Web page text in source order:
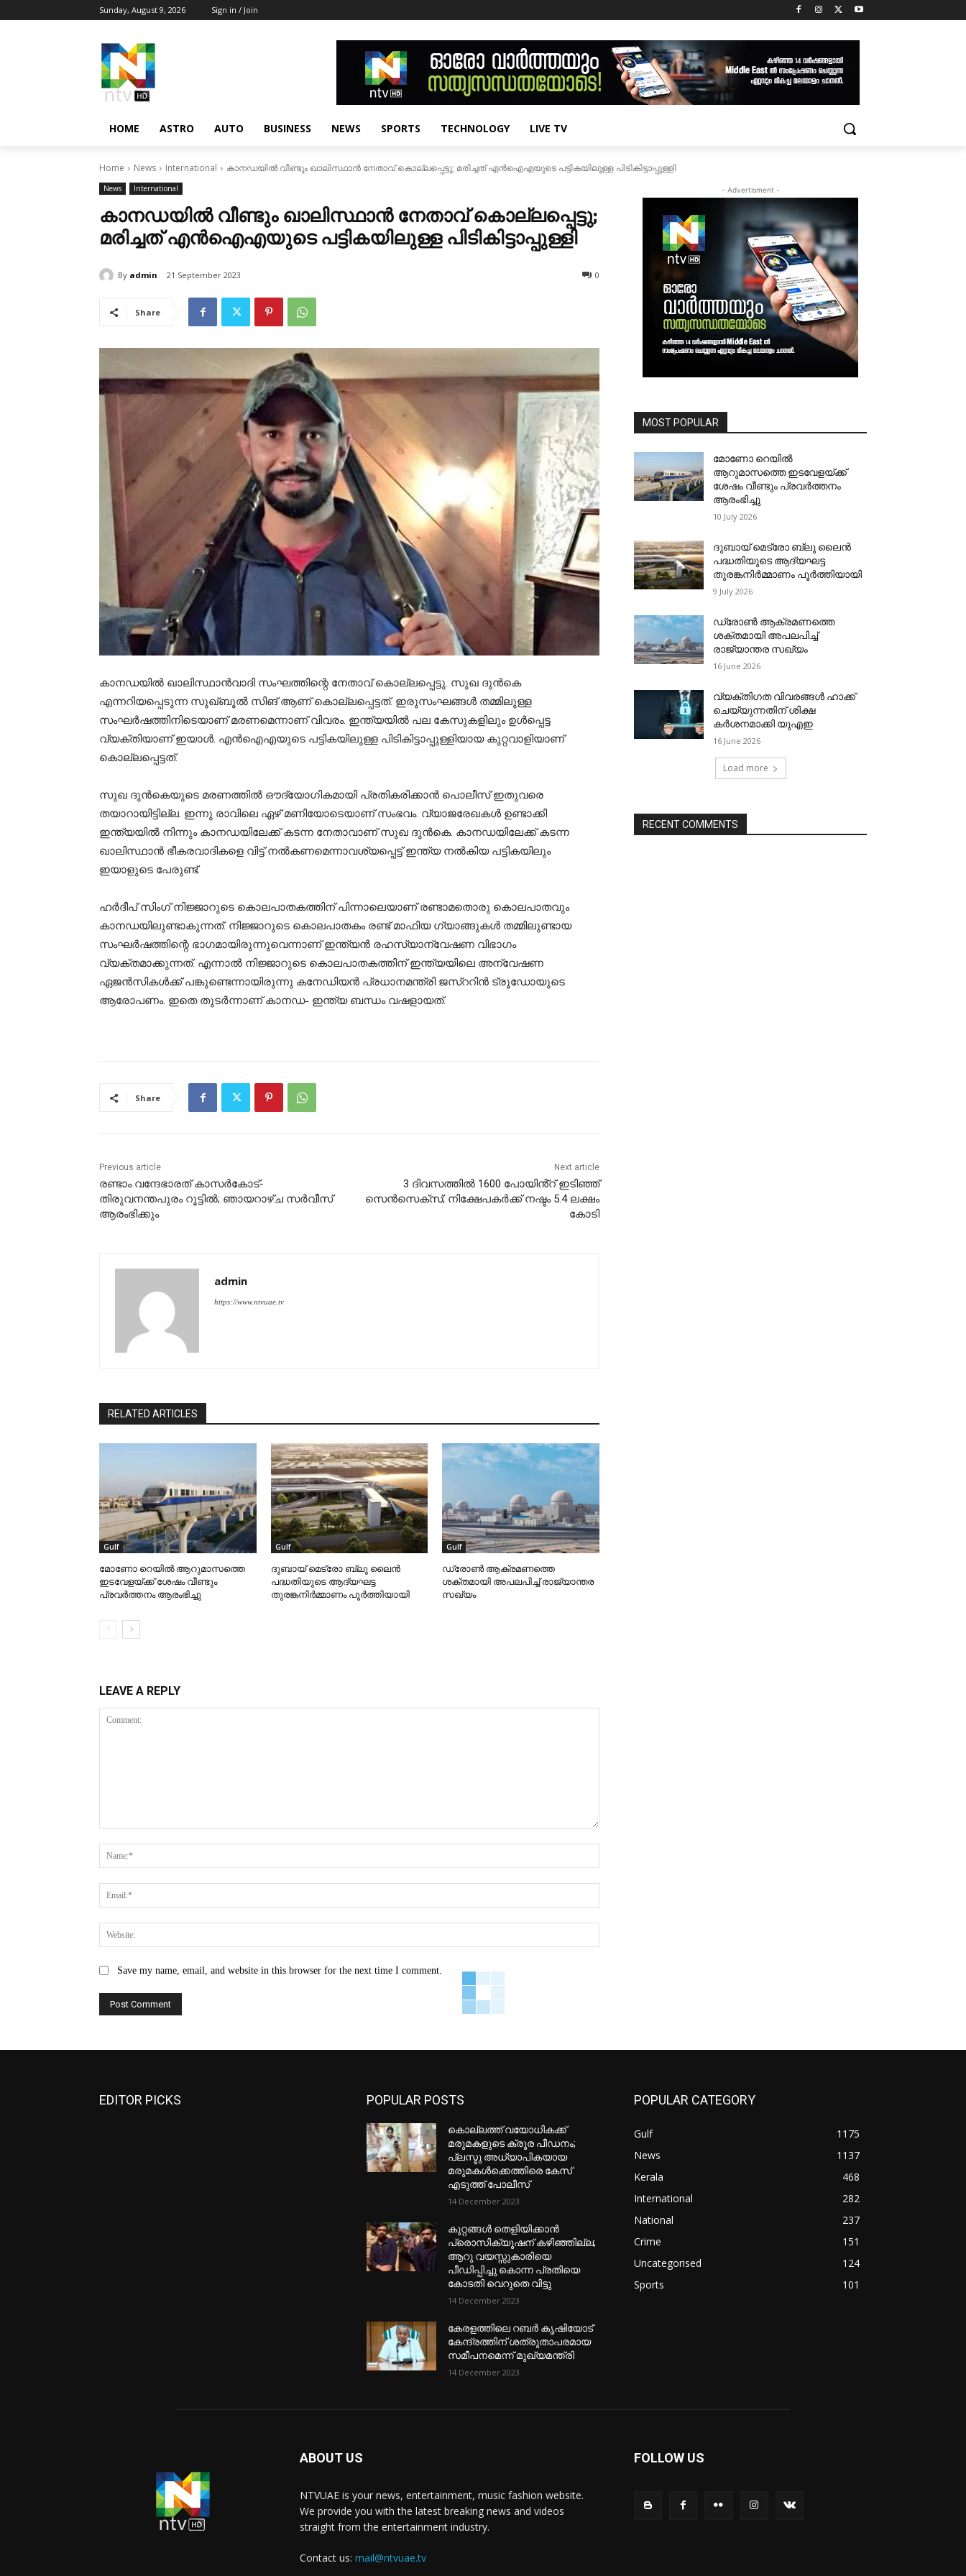
Sunday, August 9, 2026 Sign in / Join
HOME ASTRO AUTO BUSINESS NEWS SPORTS TECHNOLOGY LIVE TV
Home News International കാനഡയില്‍ വീണ്ടും ഖാലിസ്ഥാന്‍ നേതാവ് കൊല്ലപ്പെട്ടു; മരിച്ചത് എന്‍ഐഎയുടെ പട്ടികയിലുള്ള പിടികിട്ടാപ്പുള്ളി
News International
കാനഡയില്‍ വീണ്ടും ഖാലിസ്ഥാന്‍ നേതാവ് കൊല്ലപ്പെട്ടു;
മരിച്ചത് എന്‍ഐഎയുടെ പട്ടികയിലുള്ള പിടികിട്ടാപ്പുള്ളി
By admin 21 September 2023 0
Share
കാനഡയിൽ ഖാലിസ്ഥാൻവാദി സംഘത്തിന്റെ നേതാവ് കൊല്ലപ്പെട്ടു. സുഖ ദുൻകെ
എന്നറിയപ്പെടുന്ന സുഖ്ബൂൽ സിങ് ആണ് കൊല്ലപ്പെട്ടത്. ഇരുസംഘങ്ങൾ തമ്മിലുള്ള
സംഘർഷത്തിനിടെയാണ് മരണമെന്നാണ് വിവരം. ഇന്ത്യയിൽ പല കേസുകളിലും ഉൾപ്പെട്ട
വ്യക്തിയാണ് ഇയാൾ. എന്‍ഐഎയുടെ പട്ടികയിലുള്ള പിടികിട്ടാപ്പുള്ളിയായ കുറ്റവാളിയാണ്
കൊല്ലപ്പെട്ടത്.
സുഖ ദുന്‍കെയുടെ മരണത്തില്‍ ഔദ്യോഗികമായി പ്രതികരിക്കാന്‍ പൊലീസ് ഇതുവരെ
തയാറായിട്ടില്ല. ഇന്നു രാവിലെ ഏഴ് മണിയോടെയാണ് സംഭവം. വ്യാജരേഖകള്‍ ഉണ്ടാക്കി
ഇന്ത്യയില്‍ നിന്നും കാനഡയിലേക്ക് കടന്ന നേതാവാണ് സുഖ ദുന്‍കെ. കാനഡയിലേക്ക് കടന്ന
ഖാലിസ്ഥാൻ ഭീകരവാദികളെ വിട്ട് നൽകണമെന്നാവശ്യപ്പെട്ട് ഇന്ത്യ നൽകിയ പട്ടികയിലും
ഇയാളുടെ പേരുണ്ട്.
ഹർദീപ് സിംഗ് നിജ്ജാറുടെ കൊലപാതകത്തിന് പിന്നാലെയാണ് രണ്ടാമതൊരു കൊലപാതവും
കാനഡയിലുണ്ടാകുന്നത്. നിജ്ജാറുടെ കൊലപാതകം രണ്ട് മാഫിയ ഗ്യാങ്ങുകൾ തമ്മിലുണ്ടായ
സംഘർഷത്തിന്റെ ഭാഗമായിരുന്നുവെന്നാണ് ഇന്ത്യൻ രഹസ്യാന്വേഷണ വിഭാഗം
വ്യക്തമാക്കുന്നത്. എന്നാൽ നിജ്ജാറുടെ കൊലപാതകത്തിന് ഇന്ത്യയിലെ അന്വേഷണ
ഏജൻസികൾക്ക് പങ്കുണ്ടെന്നായിരുന്നു കനേഡിയൻ പ്രധാനമന്ത്രി ജസ്ററിൻ ട്രൂഡോയുടെ
ആരോപണം. ഇതെ തുടർന്നാണ് കാനഡ- ഇന്ത്യ ബന്ധം വഷളായത്.
Share
Previous article
രണ്ടാം വന്ദേഭാരത് കാസര്‍കോട്-
തിരുവനന്തപുരം റൂട്ടിൽ; ഞായറാഴ്ച സര്‍വീസ്
ആരംഭിക്കും
Next article
3 ദിവസത്തിൽ 1600 പോയിൻ്റ് ഇടിഞ്ഞ്
സെൻസെക്സ്; നിക്ഷേപകര്‍ക്ക് നഷ്ടം 5.4 ലക്ഷം
കോടി
admin
https://www.ntvuae.tv
RELATED ARTICLES
Gulf
മോണോ റെയില്‍ ആറുമാസത്തെ
ഇടവേളയ്ക്ക് ശേഷം വീണ്ടും
പ്രവര്‍ത്തനം ആരംഭിച്ചു
Gulf
ദുബായ് മെട്രോ ബ്ലു ലൈന്‍
പദ്ധതിയുടെ ആദ്യഘട്ട
തുരങ്കനിര്‍മ്മാണം പൂര്‍ത്തിയായി
Gulf
ഡ്രോണ്‍ ആക്രമണത്തെ
ശക്തമായി അപലപിച്ച് രാജ്യാന്തര
സഖ്യം
LEAVE A REPLY
Save my name, email, and website in this browser for the next time I comment.
- Advertisment -
MOST POPULAR
മോണോ റെയില്‍
ആറുമാസത്തെ ഇടവേളയ്ക്ക്
ശേഷം വീണ്ടും പ്രവര്‍ത്തനം
ആരംഭിച്ചു
10 July 2026
ദുബായ് മെട്രോ ബ്ലു ലൈന്‍
പദ്ധതിയുടെ ആദ്യഘട്ട
തുരങ്കനിര്‍മ്മാണം പൂര്‍ത്തിയായി
9 July 2026
ഡ്രോണ്‍ ആക്രമണത്തെ
ശക്തമായി അപലപിച്ച്
രാജ്യാന്തര സഖ്യം
16 June 2026
വ്യക്തിഗത വിവരങ്ങള്‍ ഹാക്ക്
ചെയ്യുന്നതിന് ശിക്ഷ
കര്‍ശനമാക്കി യുഎഇ
16 June 2026
Load more
RECENT COMMENTS
EDITOR PICKS POPULAR POSTS
കൊല്ലത്ത് വയോധികക്ക്
മരുമകളുടെ ക്രൂര പീഡനം;
പ്ലസ്ടു അധ്യാപികയായ
മരുമകൾക്കെത്തിരെ കേസ്
എടുത്ത് പോലീസ്
14 December 2023
കുറ്റങ്ങൾ തെളിയിക്കാൻ
പ്രൊസിക്യൂഷന് കഴിഞ്ഞില്ല;
ആറു വയസ്സുകാരിയെ
പീഡിപ്പിച്ചു കൊന്ന പ്രതിയെ
കോടതി വെറുതെ വിട്ടു
14 December 2023
കേരളത്തിലെ റബർ കൃഷിയോട്
കേന്ദ്രത്തിന് ശത്രുതാപരമായ
സമീപനമെന്ന് മുഖ്യമന്ത്രി
14 December 2023
POPULAR CATEGORY
Gulf
1175
News
1137
Kerala
468
International
282
National
237
Crime
151
Uncategorised
124
Sports
101
ABOUT US
NTVUAE is your news, entertainment, music fashion website.
We provide you with the latest breaking news and videos
straight from the entertainment industry.
Contact us: mail@ntvuae.tv
FOLLOW US